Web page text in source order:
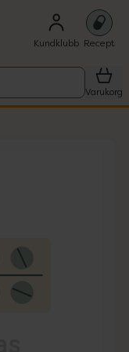
Kundklubb Recept
Varukorg